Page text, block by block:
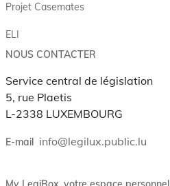
Projet Casemates
ELI
NOUS CONTACTER
Service central de législation
5, rue Plaetis
L-2338 LUXEMBOURG
E-mail info@legilux.public.lu